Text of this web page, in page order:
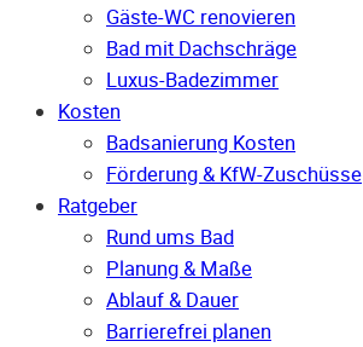
Gäste-WC renovieren
Bad mit Dachschräge
Luxus-Badezimmer
Kosten
Badsanierung Kosten
Förderung & KfW-Zuschüsse
Ratgeber
Rund ums Bad
Planung & Maße
Ablauf & Dauer
Barrierefrei planen